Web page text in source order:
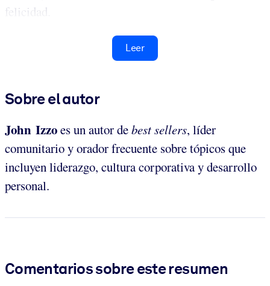
felicidad.
Leer
Sobre el autor
John Izzoes un autor debest sellers, líder
comunitario y orador frecuente sobre tópicos que
incluyen liderazgo, cultura corporativa y desarrollo
personal.
Comentarios sobre este resumen